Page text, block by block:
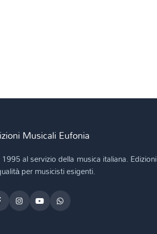
Musicali Eufonia
al servizio della musica italiana. Edizioni
per musicisti esigenti.